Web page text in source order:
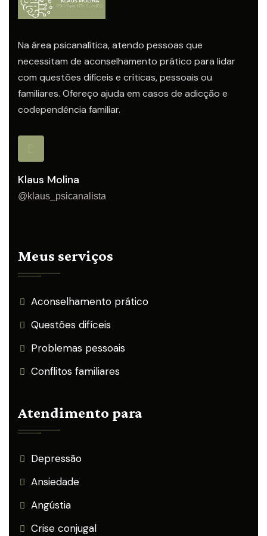
Na área psicanalítica, atendo pessoas que
necessitam de aconselhamento prático para lidar
com questões difíceis e críticas, pessoais ou
familiares. Ofereço ajuda em casos de adicção e
codependência familiar.
Klaus Molina
@klaus_psicanalista
Meus serviços
Aconselhamento prático
Questões difíceis
Problemas pessoais
Conflitos familiares
Atendimento para
Depressão
Ansiedade
Angústia
Crise conjugal